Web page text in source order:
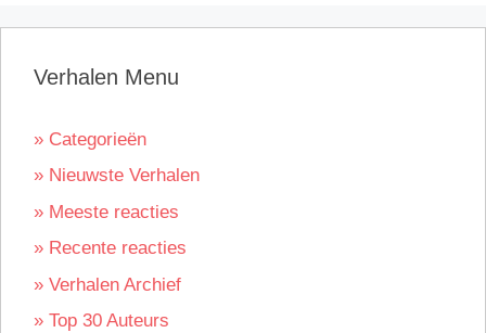
Verhalen Menu
» Categorieën
» Nieuwste Verhalen
» Meeste reacties
» Recente reacties
» Verhalen Archief
» Top 30 Auteurs